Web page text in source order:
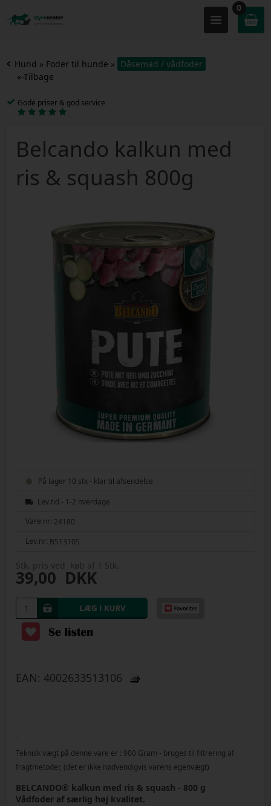
0
Hund » Foder til hunde » Dåsemad / vådfoder
«-Tilbage
Gode priser & god service
Belcando kalkun med
ris & squash 800g
På lager 10 stk - klar til afsendelse
Lev.tid - 1-2 hverdage
Vare nr: 24180
Lev.nr: B513105
Stk. pris ved køb af 1 Stk.
39,00 DKK
EAN: 4002633513106
-
Teknisk vægt på denne vare er : 900 Gram - bruges til filtrering af
fragtmetoder, (det er ikke nødvendigvis varens egenvægt)
BELCANDO® kalkun med ris & squash - 800 g
Vådfoder af særlig høj kvalitet.